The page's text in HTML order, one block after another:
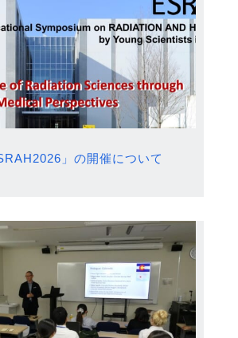
」の開催について